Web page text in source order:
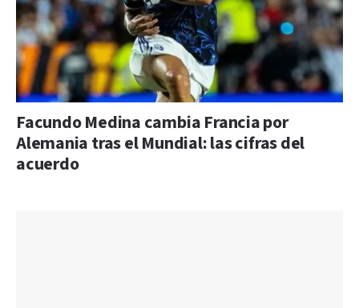
Facundo Medina cambia Francia por
Alemania tras el Mundial: las cifras del
acuerdo